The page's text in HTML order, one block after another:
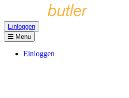
Einloggen
Menu
Einloggen